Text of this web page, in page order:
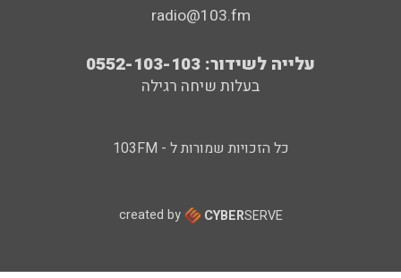
radio@103.fm
עלייה לשידור: 0552-103-103
בעלות שיחה רגילה
כל הזכויות שמורות ל - 103FM
created by CYBERSERVE